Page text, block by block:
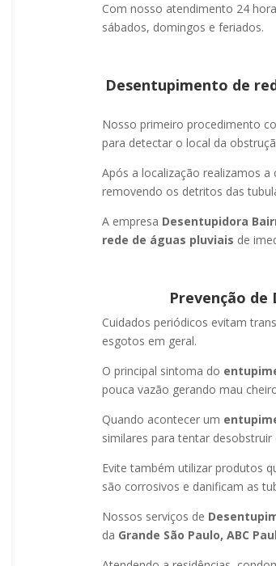
Com nosso atendimento 24
sábados, domingos e feriados.
Desentupimento de
Nosso primeiro procedimento
para detectar o local da
Após a localização realizamos a
removendo os detritos das
A empresa Desentupidora
rede de águas pluviais de
Prevenção
Cuidados periódicos evitam
esgotos em geral.
O principal sintoma do
pouca vazão gerando mau
Quando acontecer um
similares para tentar
Evite também utilizar produtos
são corrosivos e danificam as
Nossos serviços de
da Grande São Paulo, ABC